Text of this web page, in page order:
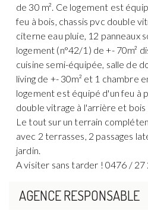
de 30 m². Ce logement est
feu à bois, chassis pvc double
citerne eau pluie, 12 panneaux
logement (n°42/1) de +- 70m²
cuisine semi-équipée, salle de
living de +- 30m² et 1 chambre
logement est équipé d'un feu à
double vitrage à l'arrière et bois
Le tout sur un terrain
avec 2 terrasses, 2 passages
jardin.
A visiter sans tarder ! 0476 / 27
AGENCE RESPONSABLE